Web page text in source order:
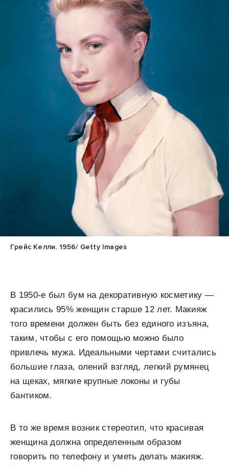
Грейс Келли. 1956/ Getty Images
В 1950-е был бум на декоративную косметику —
красились 95% женщин старше 12 лет. Макияж
того времени должен быть без единого изъяна,
таким, чтобы с его помощью можно было
привлечь мужа. Идеальными чертами считались
большие глаза, олений взгляд, легкий румянец
на щеках, мягкие крупные локоны и губы
бантиком.
В то же время возник стереотип, что красивая
женщина должна определенным образом
говорить по телефону и уметь делать макияж.